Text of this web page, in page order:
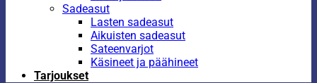
Sadeasut
Lasten sadeasut
Aikuisten sadeasut
Sateenvarjot
Käsineet ja päähineet
Tarjoukset